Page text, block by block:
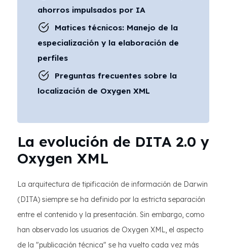
ahorros impulsados ​​por IA
Matices técnicos: Manejo de la
especialización y la elaboración de
perfiles
Preguntas frecuentes sobre la
localización de Oxygen XML
La evolución de DITA 2.0 y
Oxygen XML
La arquitectura de tipificación de información de Darwin
(DITA) siempre se ha definido por la estricta separación
entre el contenido y la presentación. Sin embargo, como
han observado los usuarios de Oxygen XML, el aspecto
de la "publicación técnica" se ha vuelto cada vez más